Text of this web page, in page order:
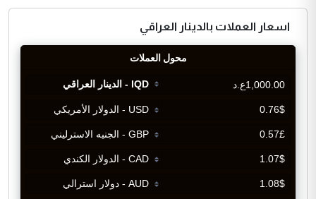
اسعار العملات بالدينار العراقي